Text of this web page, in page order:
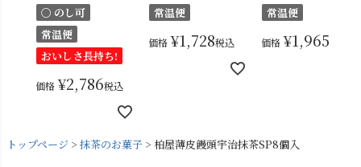
〇 のし可
常温便
おいしさ長持ち!
価格 ¥2,786税込
常温便
価格 ¥1,728税込
常温便
価格 ¥1,965
トップページ 抹茶のお菓子 柏屋薄皮饅頭宇治抹茶SP8個入